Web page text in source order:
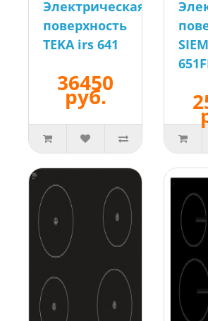
Электрическая
поверхность
TEKA irs 641
36450
руб.